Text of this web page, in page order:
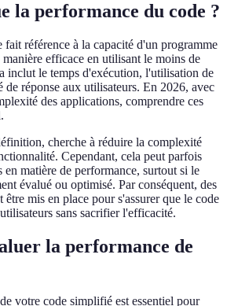
la performance du code ?
référence à la capacité d'un programme
manière efficace en utilisant le moins de
inclut le temps d'exécution, l'utilisation de
de réponse aux utilisateurs. En 2026, avec
des applications, comprendre ces
cherche à réduire la complexité
Cependant, cela peut parfois
en matière de performance, surtout si le
évalué ou optimisé. Par conséquent, des
mis en place pour s'assurer que le code
sans sacrifier l'efficacité.
la performance de
votre code simplifié est essentiel pour